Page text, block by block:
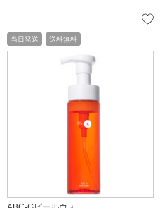
当日発送 送料無料